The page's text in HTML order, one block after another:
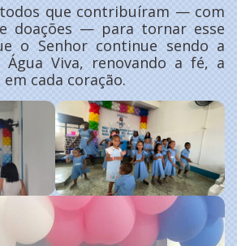
que contribuíram — com
doações — para tornar esse
o Senhor continue sendo a
Água Viva, renovando a fé, a
cada coração.